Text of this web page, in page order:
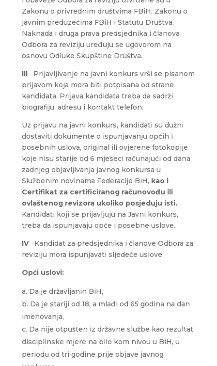
Zakonu o privrednim društvima FBiH, Zakonu o
javnim preduzećima FBiH i Statutu Društva.
Naknada i druga prava predsjednika i članova
Odbora za reviziju uređuju se ugovorom na
osnovu Odluke Skupštine Društva.
IIIPrijavljivanje na javni konkurs vrši se pisanom
prijavom koja mora biti potpisana od strane
kandidata. Prijava kandidata treba da sadrži
biografiju, adresu i kontakt telefon.
Uz prijavu na javni konkurs, kandidati su dužni
dostaviti dokumente o ispunjavanju općih i
posebnih uslova, original ili ovjerene fotokopije
koje nisu starije od 6 mjeseci računajući od dana
zadnjeg objavljivanja javnog konkursa u
Službenim novinama Federacije BiH, kao i
Certifikat za certificiranog računovođu ili
ovlaštenog revizora ukoliko posjeduju isti.
Kandidati koji se prijavljuju na Javni konkurs,
treba da ispunjavaju opće i posebne uslove.
IV Kandidat za predsjednika i članove Odbora za
reviziju mora ispunjavati sljedeće uslove:
Opći uslovi:
Da je državljanin BiH,
Da je stariji od 18, a mlađi od 65 godina na dan
imenovanja,
Da nije otpušten iz državne službe kao rezultat
disciplinske mjere na bilo kom nivou u BiH, u
periodu od tri godine prije objave javnog